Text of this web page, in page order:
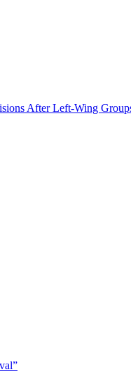
After Left-Wing